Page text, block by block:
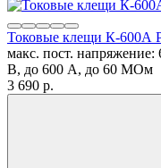
Токовые клещи К-600А
мaкс. пост.
В, до 600 А, до 60 МОм
3 690 p.